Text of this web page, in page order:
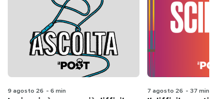
9 agosto 26 - 6 min 7 agosto 26 - 37 min